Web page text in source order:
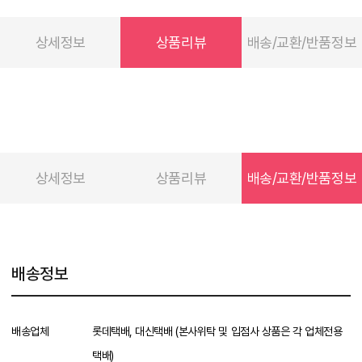
상세정보 상품리뷰 배송/교환/반품정보
상세정보 상품리뷰 배송/교환/반품정보
배송정보
배송업체
롯데택배, 대신택배 (본사위탁 및 입점사 상품은 각 업체전용
택배)